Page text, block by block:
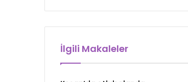
İlgili Makaleler